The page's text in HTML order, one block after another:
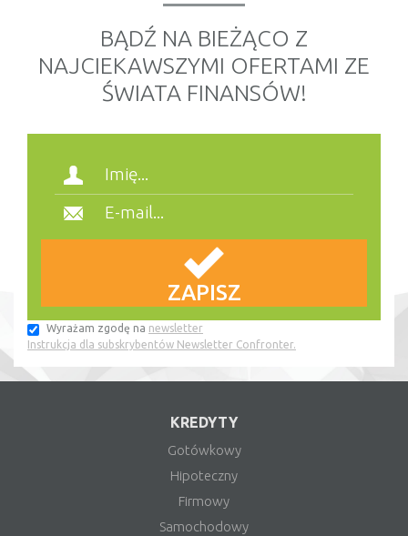
BĄDŹ NA BIEŻĄCO Z
NAJCIEKAWSZYMI OFERTAMI ZE
ŚWIATA FINANSÓW!
Wyrażam zgodę na newsletter
Instrukcja dla subskrybentów Newsletter Confronter.
KREDYTY
Gotówkowy
Hipoteczny
Firmowy
Samochodowy